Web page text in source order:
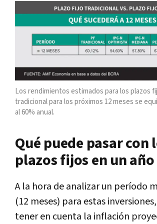
Los rendimientos estimados para los plazos
tradicional para los próximos 12 meses se
al 60% anual.
Qué puede pasar con
plazos fijos en un año
A la hora de analizar un período
(12 meses) para estas
tener en cuenta la inflación